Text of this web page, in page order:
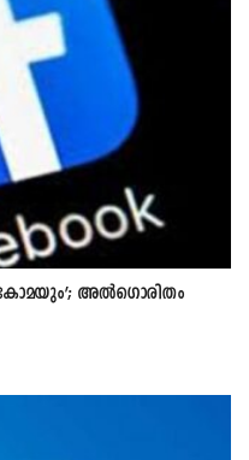
അൽഗൊരിതം